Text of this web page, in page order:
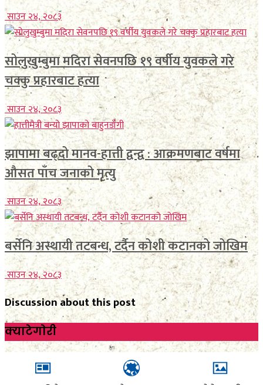
साउन २४, २०८३
सोलुखुम्बुमा मदिरा सेवनपछि १९ वर्षीय युवकले गरे
चक्कु प्रहारबाट हत्या
साउन २४, २०८३
झापामा बढ्दो मानव-हात्ती द्वन्द्व : आक्रमणबाट वर्षमा
औसत पाँच जनाको मृत्यु
साउन २४, २०८३
बर्सेनि अस्थायी तटबन्ध, टर्दैन कोशी कटानको जोखिम
साउन २४, २०८३
Discussion about this post
क्याटेगाेरी